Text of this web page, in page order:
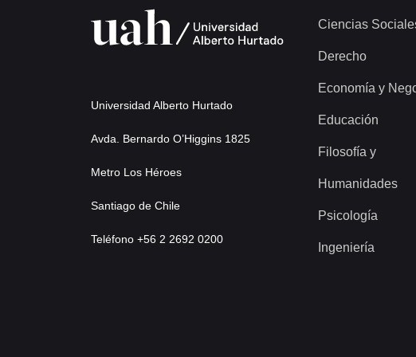
Universidad Alberto Hurtado
Avda. Bernardo O’Higgins 1825
Metro Los Héroes
Santiago de Chile
Teléfono +56 2 2692 0200
Ciencias
Derecho
Economía y
Educación
Filosofía y
Humanidades
Psicología
Ingeniería